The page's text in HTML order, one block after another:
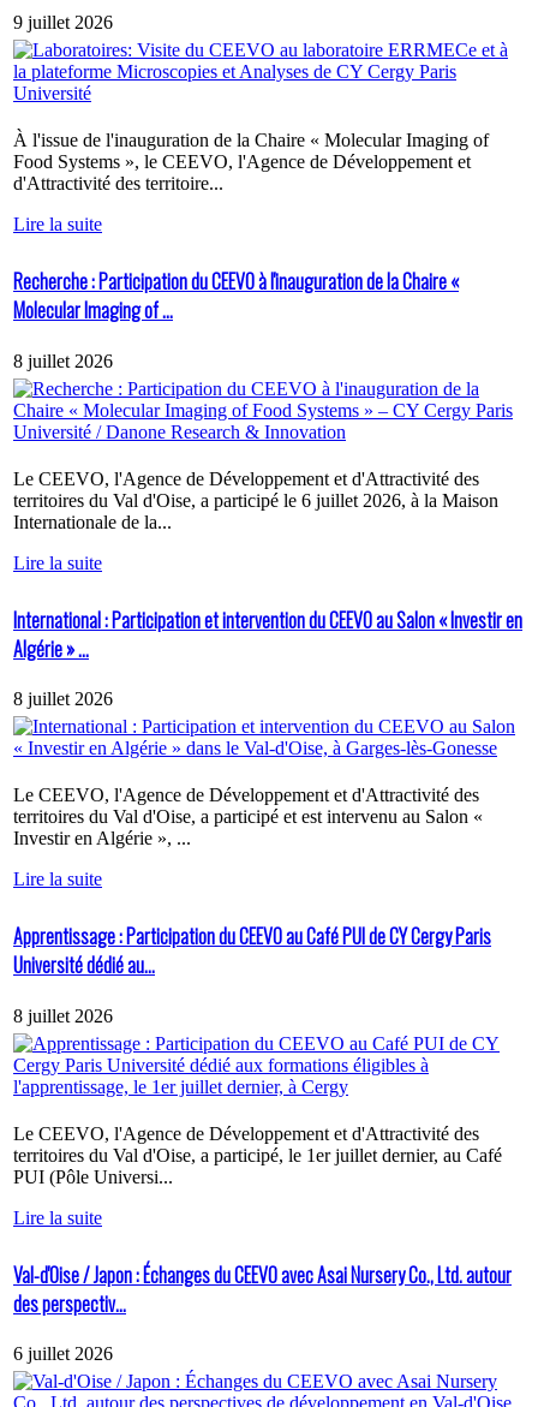
9 juillet 2026
À l'issue de l'inauguration de la Chaire « Molecular Imaging of
Food Systems », le CEEVO, l'Agence de Développement et
d'Attractivité des territoire...
Lire la suite
Recherche : Participation du CEEVO à l'inauguration de la Chaire «
Molecular Imaging of ...
8 juillet 2026
Le CEEVO, l'Agence de Développement et d'Attractivité des
territoires du Val d'Oise, a participé le 6 juillet 2026, à la Maison
Internationale de la...
Lire la suite
International : Participation et intervention du CEEVO au Salon « Investir en
Algérie » ...
8 juillet 2026
Le CEEVO, l'Agence de Développement et d'Attractivité des
territoires du Val d'Oise, a participé et est intervenu au Salon «
Investir en Algérie », ...
Lire la suite
Apprentissage : Participation du CEEVO au Café PUI de CY Cergy Paris
Université dédié au...
8 juillet 2026
Le CEEVO, l'Agence de Développement et d'Attractivité des
territoires du Val d'Oise, a participé, le 1er juillet dernier, au Café
PUI (Pôle Universi...
Lire la suite
Val-d'Oise / Japon : Échanges du CEEVO avec Asai Nursery Co., Ltd. autour
des perspectiv...
6 juillet 2026